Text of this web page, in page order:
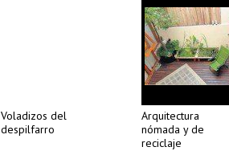
Voladizos del
despilfarro
Arquitectura
nómada y de
reciclaje